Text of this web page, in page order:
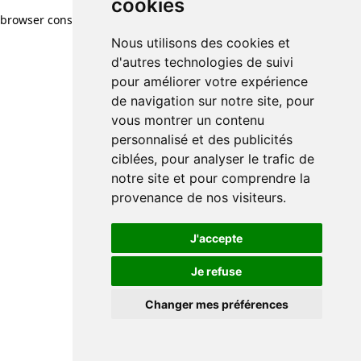
cookies
Nous utilisons des cookies et
d'autres technologies de suivi
pour améliorer votre expérience
de navigation sur notre site, pour
vous montrer un contenu
personnalisé et des publicités
ciblées, pour analyser le trafic de
notre site et pour comprendre la
provenance de nos visiteurs.
J'accepte
Je refuse
Changer mes préférences
browser console for more information)